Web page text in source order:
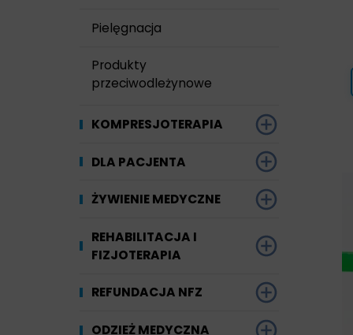
Pielęgnacja
Produkty
przeciwodleżynowe
KOMPRESJOTERAPIA
BANDAŻE
PODKOLANÓWKI
POŃCZOCHY
DLA PACJENTA
Art. pomocnicze
Kompresjoterapia
ŻYWIENIE MEDYCZNE
Choroby nerek
pokarmowego
Cukrzyca
REHABILITACJA I
FIZJOTERAPIA
Łóżka
Masaż i regeneracja
REFUNDACJA NFZ
Jak uzyskać
ODZIEŻ MEDYCZNA